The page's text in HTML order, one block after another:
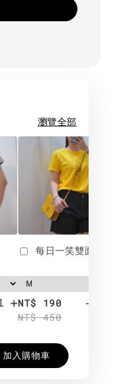
瀏覽全部
+
每日一笑雙面T
NT$ 190
NT$ 450
-
加入購物車